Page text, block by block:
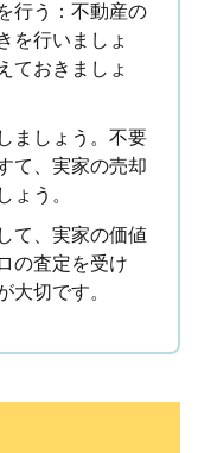
行う：不動産の
を行いましょ
ておきましょ
ましょう。不要
て、実家の売却
ょう。
て、実家の価値
の査定を受け
大切です。